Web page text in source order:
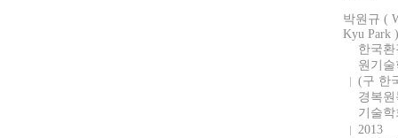
박원규 (
Kyu Park )
한국
원기
(구 한
경복
기술
2013